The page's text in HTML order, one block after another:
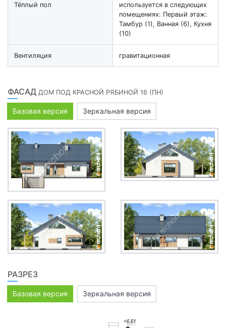
Тёплый пол
используется в следующих
помещениях: Первый этаж:
Тамбур (1), Ванная (6), Кухня
(10)
Вентиляция гравитационная
ФАСАД ДОМ ПОД КРАСНОЙ РЯБИНОЙ 16 (ПН)
Базовая версия Зеркальная версия
РАЗРЕЗ
Базовая версия Зеркальная версия